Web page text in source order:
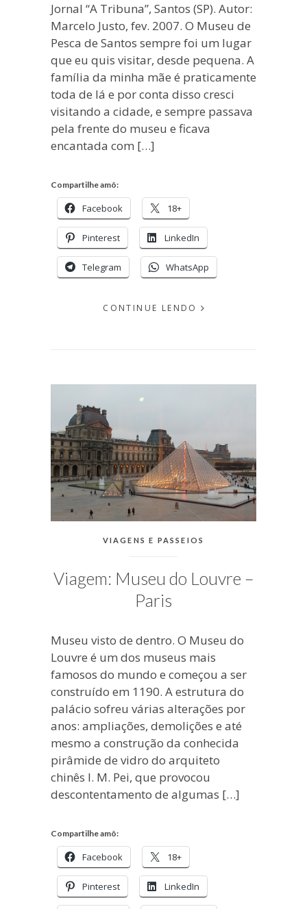
Jornal “A Tribuna”, Santos (SP). Autor:
Marcelo Justo, fev. 2007. O Museu de
Pesca de Santos sempre foi um lugar
que eu quis visitar, desde pequena. A
família da minha mãe é praticamente
toda de lá e por conta disso cresci
visitando a cidade, e sempre passava
pela frente do museu e ficava
encantada com […]
Compartilhe amô:
Facebook 18+
Pinterest LinkedIn
Telegram WhatsApp
CONTINUE LENDO
MICHELLI
CATEGORIAS:
VIAGENS E PASSEIOS
Viagem: Museu do Louvre –
Paris
Museu visto de dentro. O Museu do
Louvre é um dos museus mais
famosos do mundo e começou a ser
construído em 1190. A estrutura do
palácio sofreu várias alterações por
anos: ampliações, demolições e até
mesmo a construção da conhecida
pirâmide de vidro do arquiteto
chinês I. M. Pei, que provocou
descontentamento de algumas […]
Compartilhe amô:
Facebook 18+
Pinterest LinkedIn